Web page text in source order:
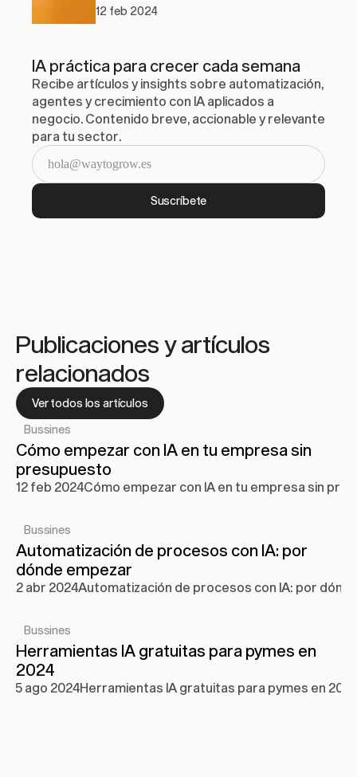
12 feb 2024
IA práctica para crecer cada semana
Recibe artículos y insights sobre automatización,
agentes y crecimiento con IA aplicados a
negocio. Contenido breve, accionable y relevante
para tu sector.
Suscríbete
Publicaciones y artículos
relacionados
Ver todos los artículos
Bussines
Cómo empezar con IA en tu empresa sin
presupuesto
12 feb 2024Cómo empezar con IA en tu empresa sin
Bussines
Automatización de procesos con IA: por
dónde empezar
2 abr 2024Automatización de procesos con IA: por
Bussines
Herramientas IA gratuitas para pymes en
2024
5 ago 2024Herramientas IA gratuitas para pymes en 2024